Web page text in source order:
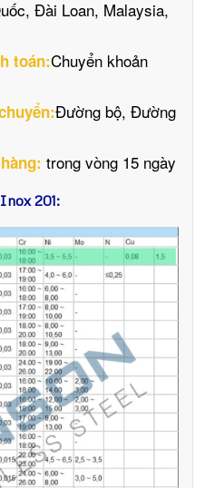
Đài Loan, Malaysia,
toán:Chuyển khoản
Đường bộ, Đường
trong vòng 15 ngày
201: